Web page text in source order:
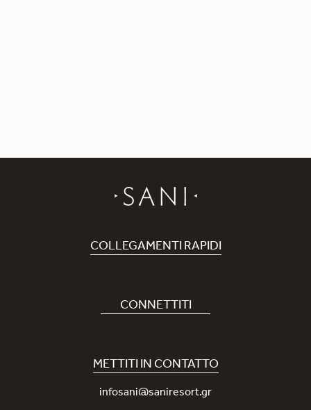
COLLEGAMENTI RAPIDI
Carriere
News
Premi
CONNETTITI
Sani Rewards
METTITI IN CONTATTO
infosani@saniresort.gr